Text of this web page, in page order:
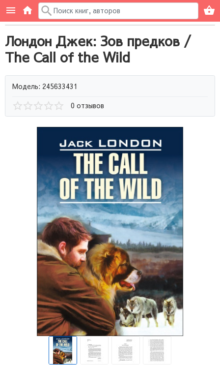
Лондон Джек: Зов предков /
The Call of the Wild
Модель: 245633431
0 отзывов